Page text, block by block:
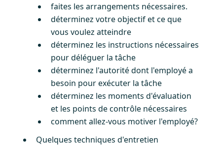
faites les arrangements nécessaires.
déterminez votre objectif et ce que
vous voulez atteindre
déterminez les instructions nécessaires
pour déléguer la tâche
déterminez l'autorité dont l'employé a
besoin pour exécuter la tâche
déterminez les moments d'évaluation
et les points de contrôle nécessaires
comment allez-vous motiver l'employé?
Quelques techniques d'entretien